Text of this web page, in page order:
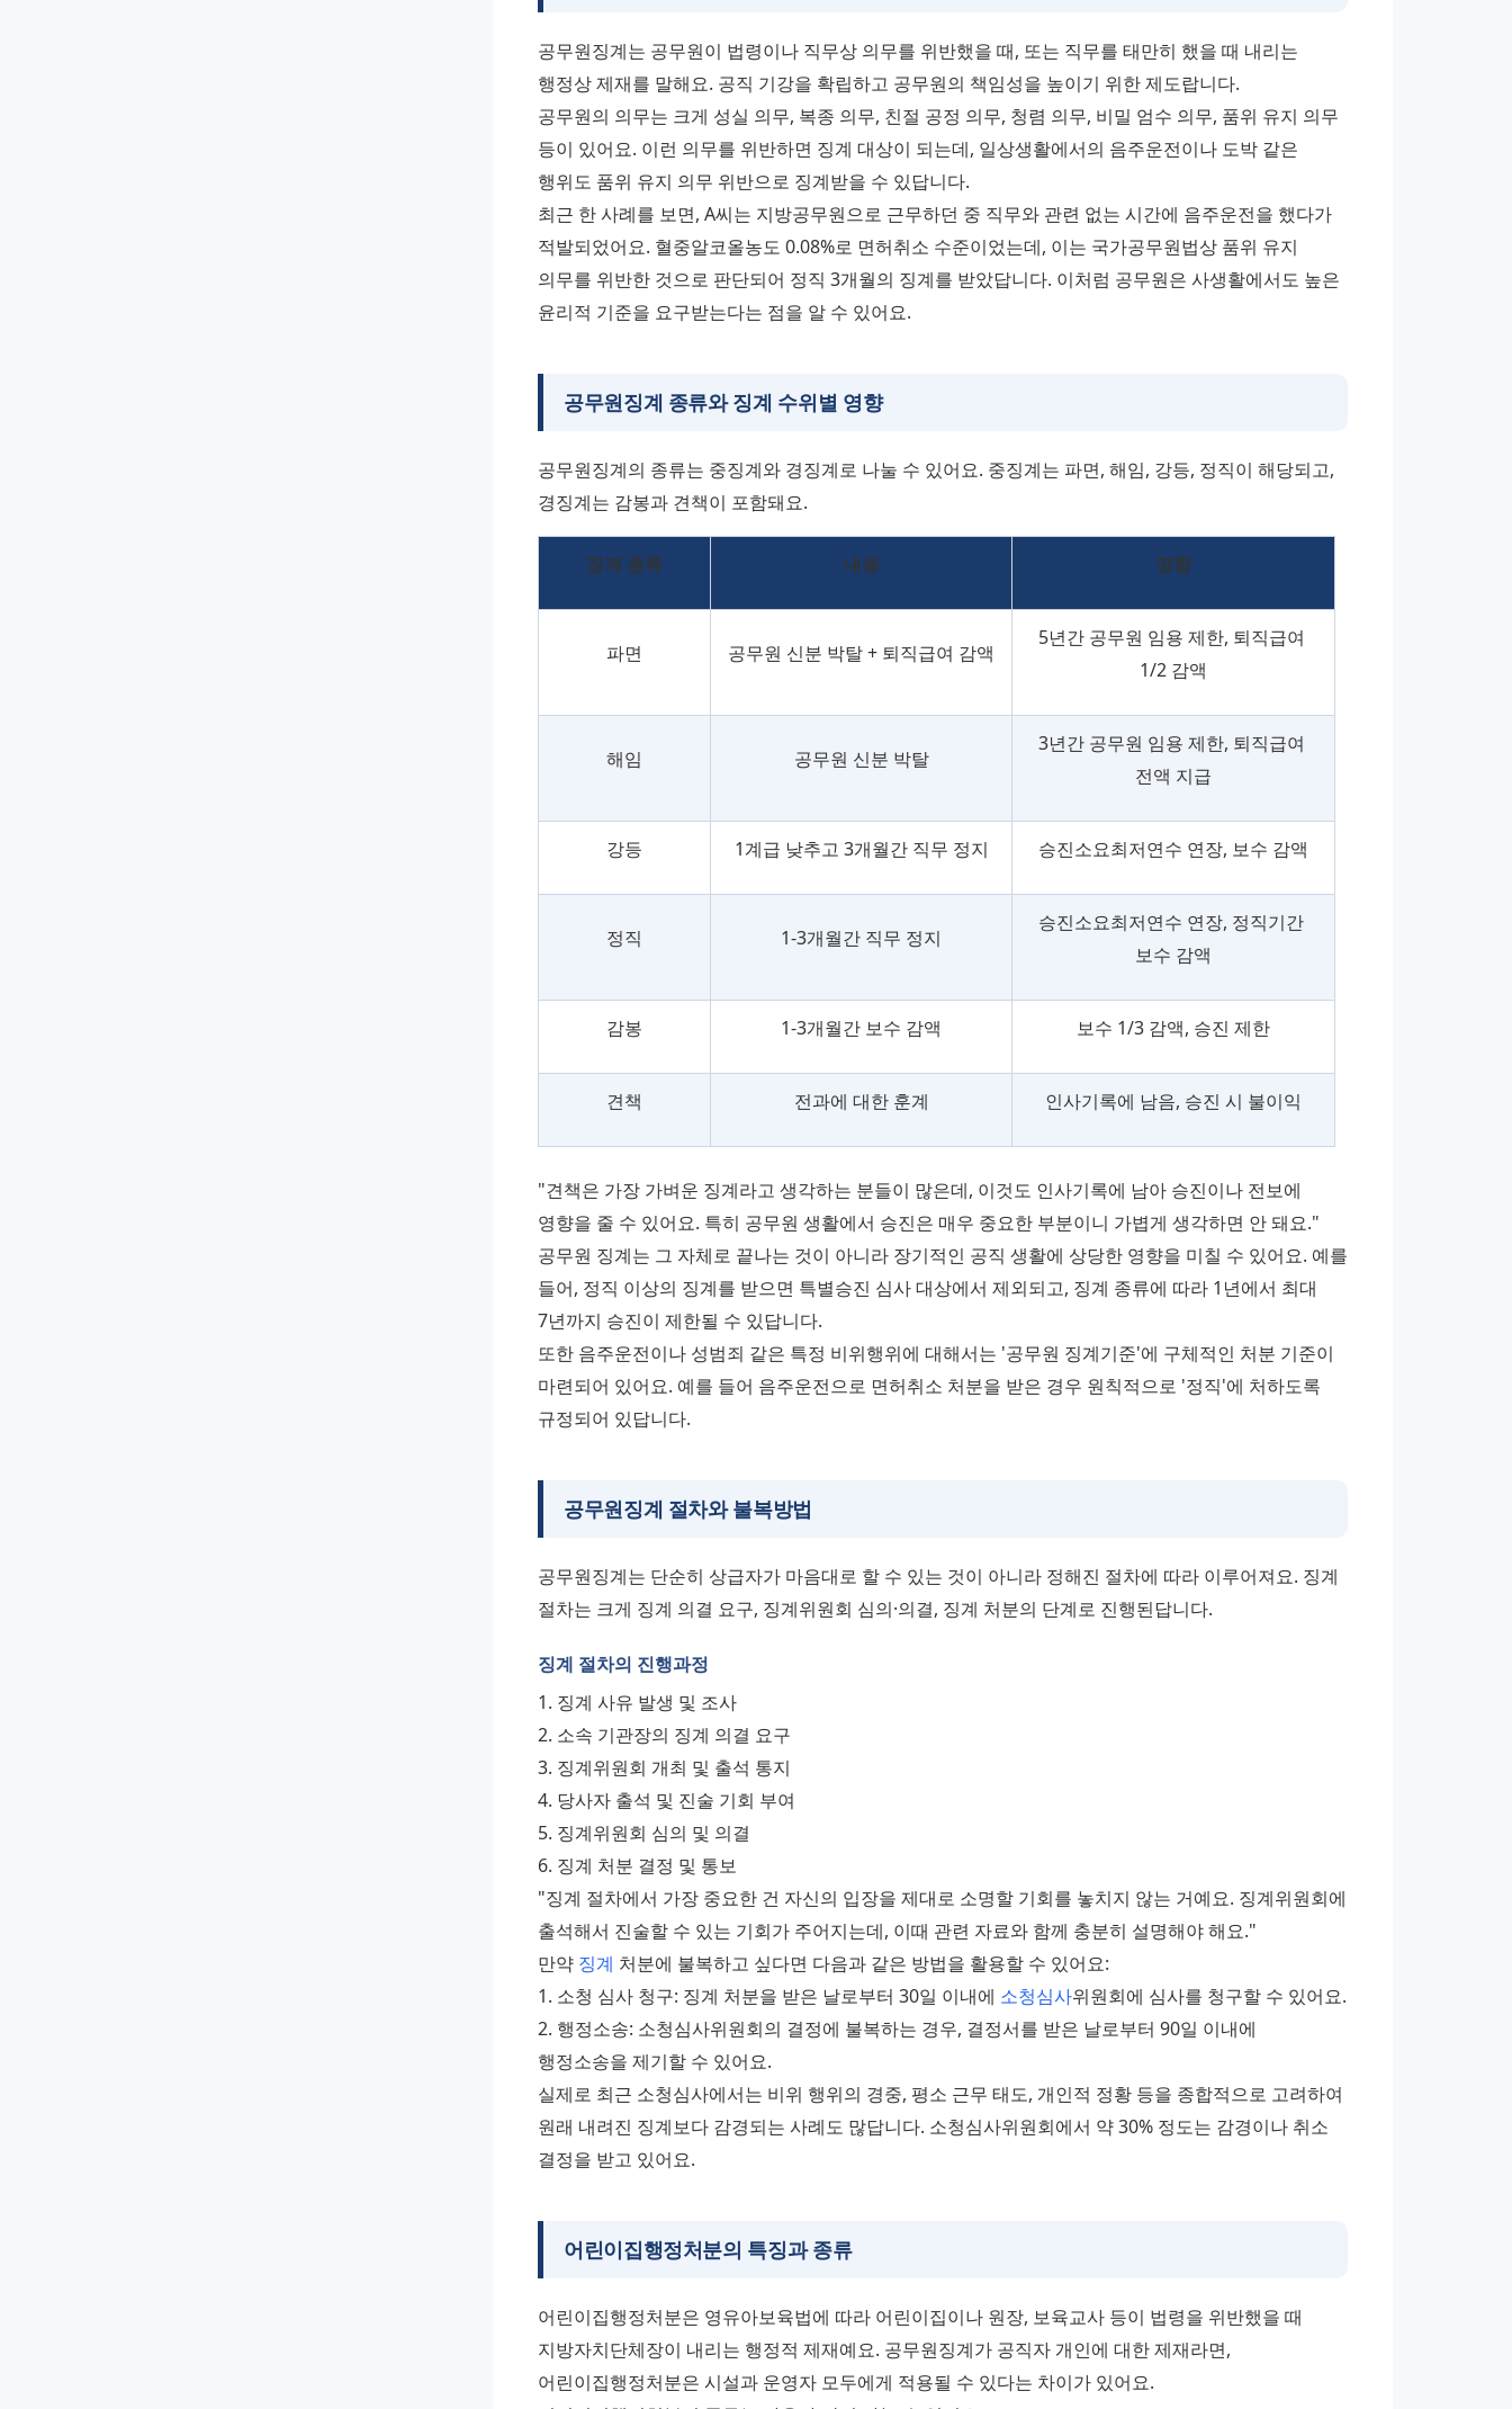
공무원징계는 공무원이 법령이나 직무상 의무를 위반했을 때, 또는 직무를 태만히 했을 때 내리는
행정상 제재를 말해요. 공직 기강을 확립하고 공무원의 책임성을 높이기 위한 제도랍니다.
공무원의 의무는 크게 성실 의무, 복종 의무, 친절 공정 의무, 청렴 의무, 비밀 엄수 의무, 품위 유지 의무
등이 있어요. 이런 의무를 위반하면 징계 대상이 되는데, 일상생활에서의 음주운전이나 도박 같은
행위도 품위 유지 의무 위반으로 징계받을 수 있답니다.
최근 한 사례를 보면, A씨는 지방공무원으로 근무하던 중 직무와 관련 없는 시간에 음주운전을 했다가
적발되었어요. 혈중알코올농도 0.08%로 면허취소 수준이었는데, 이는 국가공무원법상 품위 유지
의무를 위반한 것으로 판단되어 정직 3개월의 징계를 받았답니다. 이처럼 공무원은 사생활에서도 높은
윤리적 기준을 요구받는다는 점을 알 수 있어요.
공무원징계 종류와 징계 수위별 영향
공무원징계의 종류는 중징계와 경징계로 나눌 수 있어요. 중징계는 파면, 해임, 강등, 정직이 해당되고,
경징계는 감봉과 견책이 포함돼요.
징계 종류 내용 영향
파면 공무원 신분 박탈 + 퇴직급여 감액
5년간 공무원 임용 제한, 퇴직급여
1/2 감액
해임 공무원 신분 박탈
3년간 공무원 임용 제한, 퇴직급여
전액 지급
강등 1계급 낮추고 3개월간 직무 정지 승진소요최저연수 연장, 보수 감액
정직 1-3개월간 직무 정지
승진소요최저연수 연장, 정직기간
보수 감액
감봉 1-3개월간 보수 감액 보수 1/3 감액, 승진 제한
견책 전과에 대한 훈계 인사기록에 남음, 승진 시 불이익
"견책은 가장 가벼운 징계라고 생각하는 분들이 많은데, 이것도 인사기록에 남아 승진이나 전보에
영향을 줄 수 있어요. 특히 공무원 생활에서 승진은 매우 중요한 부분이니 가볍게 생각하면 안 돼요."
공무원 징계는 그 자체로 끝나는 것이 아니라 장기적인 공직 생활에 상당한 영향을 미칠 수 있어요. 예를
들어, 정직 이상의 징계를 받으면 특별승진 심사 대상에서 제외되고, 징계 종류에 따라 1년에서 최대
7년까지 승진이 제한될 수 있답니다.
또한 음주운전이나 성범죄 같은 특정 비위행위에 대해서는 '공무원 징계기준'에 구체적인 처분 기준이
마련되어 있어요. 예를 들어 음주운전으로 면허취소 처분을 받은 경우 원칙적으로 '정직'에 처하도록
규정되어 있답니다.
공무원징계 절차와 불복방법
공무원징계는 단순히 상급자가 마음대로 할 수 있는 것이 아니라 정해진 절차에 따라 이루어져요. 징계
절차는 크게 징계 의결 요구, 징계위원회 심의·의결, 징계 처분의 단계로 진행된답니다.
징계 절차의 진행과정
1. 징계 사유 발생 및 조사
2. 소속 기관장의 징계 의결 요구
3. 징계위원회 개최 및 출석 통지
4. 당사자 출석 및 진술 기회 부여
5. 징계위원회 심의 및 의결
6. 징계 처분 결정 및 통보
"징계 절차에서 가장 중요한 건 자신의 입장을 제대로 소명할 기회를 놓치지 않는 거예요. 징계위원회에
출석해서 진술할 수 있는 기회가 주어지는데, 이때 관련 자료와 함께 충분히 설명해야 해요."
만약 징계 처분에 불복하고 싶다면 다음과 같은 방법을 활용할 수 있어요:
1. 소청 심사 청구: 징계 처분을 받은 날로부터 30일 이내에 소청심사위원회에 심사를 청구할 수 있어요.
2. 행정소송: 소청심사위원회의 결정에 불복하는 경우, 결정서를 받은 날로부터 90일 이내에
행정소송을 제기할 수 있어요.
실제로 최근 소청심사에서는 비위 행위의 경중, 평소 근무 태도, 개인적 정황 등을 종합적으로 고려하여
원래 내려진 징계보다 감경되는 사례도 많답니다. 소청심사위원회에서 약 30% 정도는 감경이나 취소
결정을 받고 있어요.
어린이집행정처분의 특징과 종류
어린이집행정처분은 영유아보육법에 따라 어린이집이나 원장, 보육교사 등이 법령을 위반했을 때
지방자치단체장이 내리는 행정적 제재예요. 공무원징계가 공직자 개인에 대한 제재라면,
어린이집행정처분은 시설과 운영자 모두에게 적용될 수 있다는 차이가 있어요.